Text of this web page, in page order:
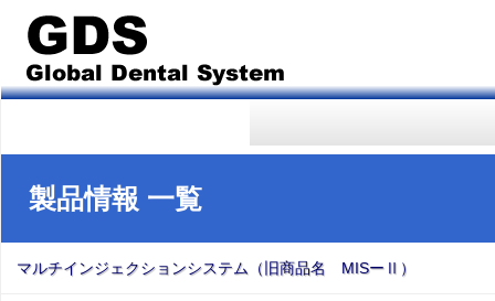
製品情報 一覧
マルチインジェクションシステム（旧商品名 MISーⅡ）